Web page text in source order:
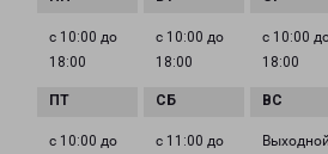
с 10:00 до
18:00
с 10:00 до
18:00
с 10:00
18:00
с 10:00 до
с 11:00 до
Выходной